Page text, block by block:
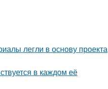
легли в основу проекта
в каждом её